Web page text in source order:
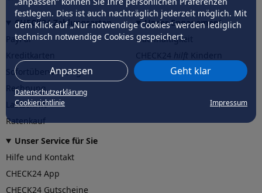
festlegen. Dies ist auch nachträglich jederzeit möglich. Mit
dem Klick auf „Nur notwendige Cookies” werden lediglich
technisch notwendige Cookies gespeichert.
Anpassen Geht klar
Datenschutzerklärung
Cookierichtlinie
Impressum
CHECK24 Zahlungsarten
PayPal
Sofortüberweisung
Rechnung
Lastschrift
Ratenkauf
Unser Engagement
Nachhaltigkeit
CHECK24hilftder Natur
Unser Service für Sie
Hilfe und Kontakt
CHECK24 App
CHECK24 Gutscheine